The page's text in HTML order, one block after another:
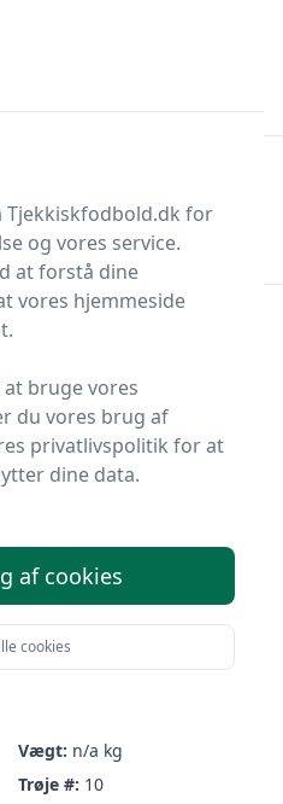
Vægt: n/a kg
Trøje #: 10
Tjekkiskfodbold.dk for
og vores service.
at forstå dine
vores hjemmeside
bruge vores
du vores brug af
privatlivspolitik for at
dine data.
af cookies
cookies